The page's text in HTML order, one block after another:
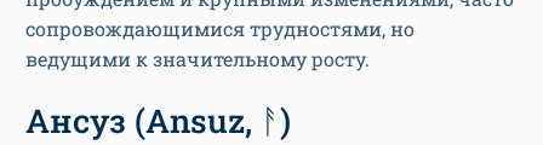
сопровождающимися трудностями, но
ведущими к значительному росту.
Ансуз (Ansuz, ᚨ)